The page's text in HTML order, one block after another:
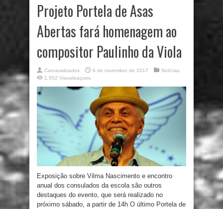
Projeto Portela de Asas
Abertas fará homenagem ao
compositor Paulinho da Viola
Carnavalizados 6 de novembro de 2017
Notícias
1,552 Visualizaçoes
Exposição sobre Vilma Nascimento e encontro
anual dos consulados da escola são outros
destaques do evento, que será realizado no
próximo sábado, a partir de 14h O último Portela de